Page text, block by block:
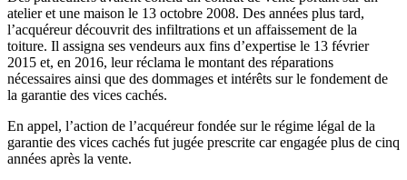
atelier et une maison le 13 octobre 2008. Des années plus tard,
l’acquéreur découvrit des infiltrations et un affaissement de la
toiture. Il assigna ses vendeurs aux fins d’expertise le 13 février
2015 et, en 2016, leur réclama le montant des réparations
nécessaires ainsi que des dommages et intérêts sur le fondement de
la garantie des vices cachés.
En appel, l’action de l’acquéreur fondée sur le régime légal de la
garantie des vices cachés fut jugée prescrite car engagée plus de cinq
années après la vente.